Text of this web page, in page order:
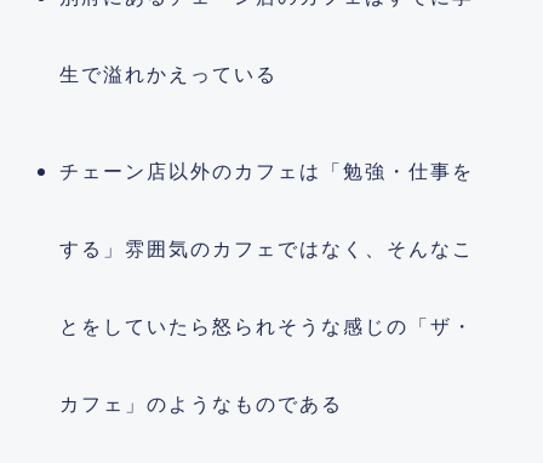
生で溢れかえっている
チェーン店以外のカフェは「勉強・仕事を
する」雰囲気のカフェではなく、そんなこ
とをしていたら怒られそうな感じの「ザ・
カフェ」のようなものである